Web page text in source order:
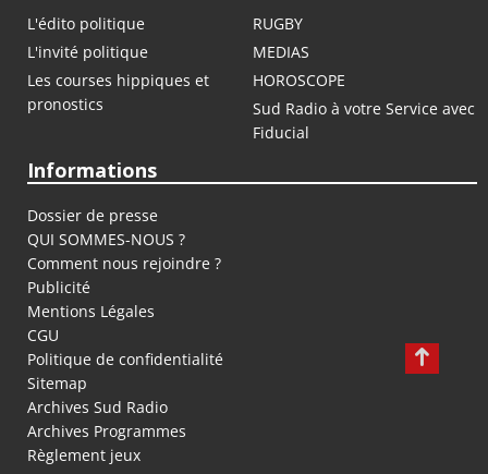
L'édito politique
RUGBY
L'invité politique
MEDIAS
Les courses hippiques et
pronostics
HOROSCOPE
Sud Radio à votre Service avec
Fiducial
Informations
Dossier de presse
QUI SOMMES-NOUS ?
Comment nous rejoindre ?
Publicité
Mentions Légales
CGU
Politique de confidentialité
Sitemap
Archives Sud Radio
Archives Programmes
Règlement jeux